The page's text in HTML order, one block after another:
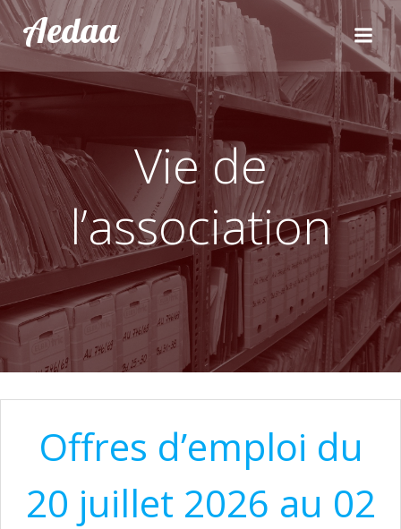
Aller
au
contenu
Aedaa
Vie de
l’association
Offres d’emploi du
20 juillet 2026 au 02